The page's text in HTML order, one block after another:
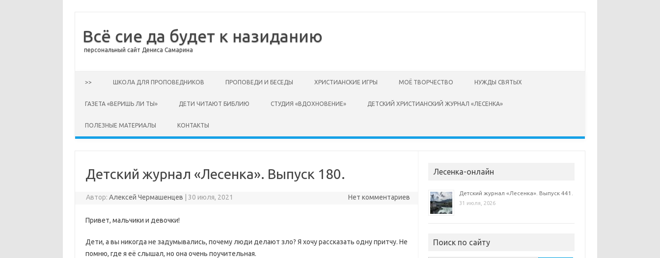
Всё сие да будет к назиданию
персональный сайт Дениса Самарина
>> ШКОЛА ДЛЯ ПРОПОВЕДНИКОВ ПРОПОВЕДИ И БЕСЕДЫ ХРИСТИАНСКИЕ ИГРЫ МОЁ ТВОРЧЕСТВО НУЖДЫ СВЯТЫХ
ГАЗЕТА «ВЕРИШЬ ЛИ ТЫ» ДЕТИ ЧИТАЮТ БИБЛИЮ СТУДИЯ «ВДОХНОВЕНИЕ» ДЕТСКИЙ ХРИСТИАНСКИЙ ЖУРНАЛ «ЛЕСЕНКА»
ПОЛЕЗНЫЕ МАТЕРИАЛЫ КОНТАКТЫ
Детский журнал «Лесенка». Выпуск 180.
Автор:Алексей Чермашенцев 30 июля, 2021 Нет комментариев
Привет, мальчики и девочки!
Дети, а вы никогда не задумывались, почему люди делают зло? Я хочу рассказать одну притчу. Не
помню, где я её слышал, но она очень поучительная.
Лесенка-онлайн
Детский журнал «Лесенка». Выпуск 441.
31 июля, 2026
Поиск по сайту